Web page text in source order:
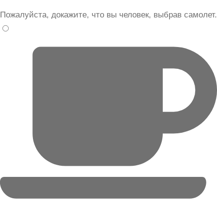
Пожалуйста, докажите, что вы человек, выбрав самолет.